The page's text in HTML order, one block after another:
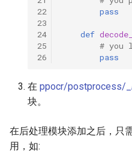
22
23
24
25
26
pass
def
# you
pass
在 ppocr/postprocess/_
块。
在后处理模块添加之后，只
用，如: